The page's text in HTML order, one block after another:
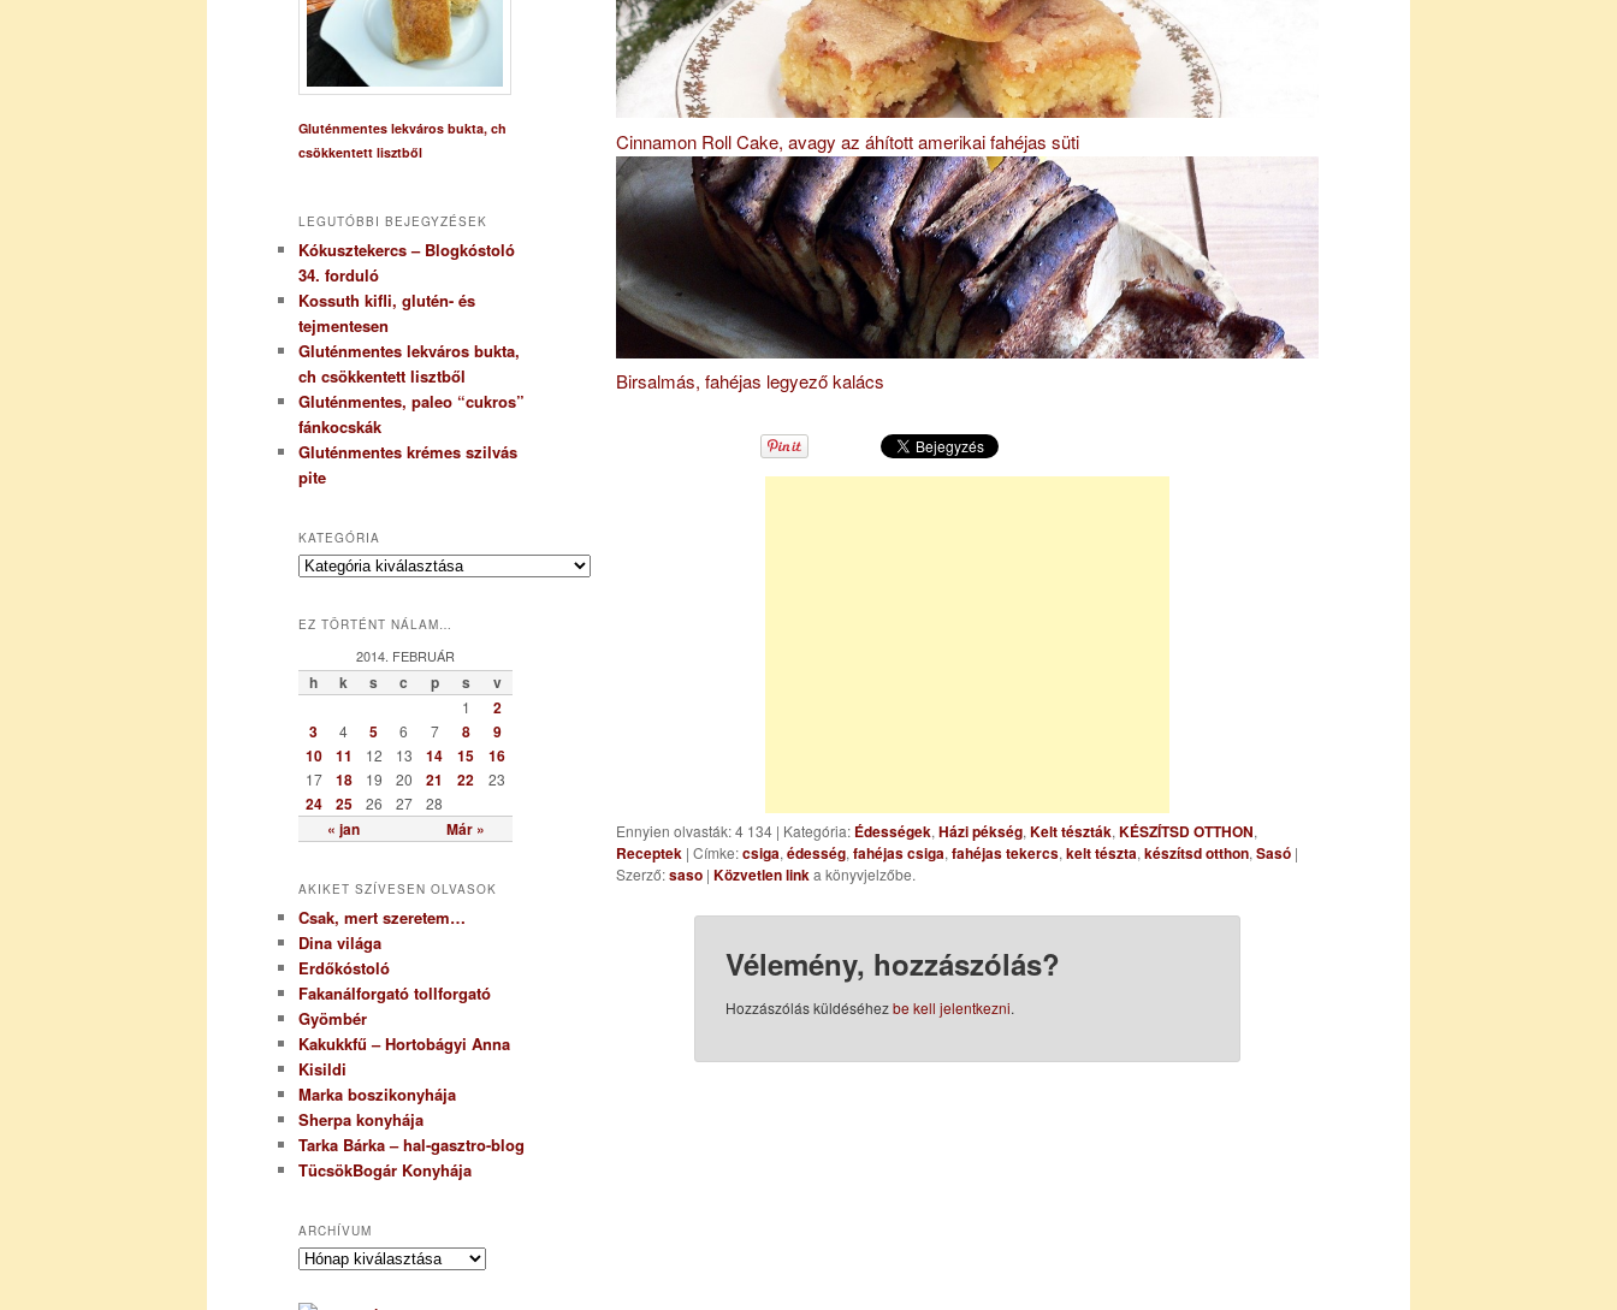
Cinnamon Roll Cake, avagy az áhított amerikai fahéjas süti
Birsalmás, fahéjas legyező kalács
Ennyien olvasták: 4 134 | Kategória: Édességek,Házi pékség,Kelt tészták,KÉSZÍTSD OTTHON,
Receptek | Címke:csiga,édesség,fahéjas csiga,fahéjas tekercs,kelt tészta,készítsd otthon,Sasó |
Szerző:saso | Közvetlen linka könyvjelzőbe.
Vélemény, hozzászólás?
Hozzászólás küldéséhezbe kell jelentkezni.
Gluténmentes lekváros bukta, ch
csökkentett lisztből
LEGUTÓBBI BEJEGYZÉSEK
Kókusztekercs – Blogkóstoló
34. forduló
Kossuth kifli, glutén- és
tejmentesen
Gluténmentes lekváros bukta,
ch csökkentett lisztből
Gluténmentes, paleo “cukros”
fánkocskák
Gluténmentes krémes szilvás
pite
KATEGÓRIA
K
e
r
EZ TÖRTÉNT NÁLAM…
2014. FEBRUÁR
h k s c p s v
« jan Már »
1
2
3
4 5 6 7 8
9
10
11 12 13 14 15 16
17 18 19 20 21 22 23
24 25 26 27 28
AKIKET SZÍVESEN OLVASOK
Csak, mert szeretem…
Dina világa
Erdőkóstoló
Fakanálforgató tollforgató
Gyömbér
Kakukkfű – Hortobágyi Anna
Kisildi
Marka boszikonyhája
Sherpa konyhája
Tarka Bárka – hal-gasztro-blog
TücsökBogár Konyhája
ARCHÍVUM
A
c